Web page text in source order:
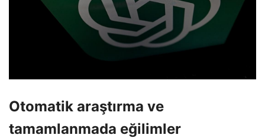
Otomatik araştırma ve
tamamlanmada eğilimler